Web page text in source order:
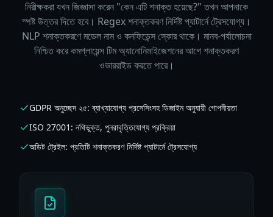
নিরীক্ষকরা যখন জিজ্ঞাসা করেন "কেন এটি শনাক্ত হয়েছে?" তখন আপনাকে
স্পষ্ট উত্তর দিতে হবে। Regex শনাক্তকরণ নির্দিষ্ট প্যাটার্নে ট্রেসযোগ্য।
NLP শনাক্তকরণে মডেল নাম ও কনফিডেন্স স্কোর থাকে। মানব-পর্যালোচনা
নিশ্চিত করে কমপ্লায়েন্স টিম অ্যানোনিমাইজেশনের আগে শনাক্তকরণ
ওভাররাইড করতে পারে।
GDPR অনুচ্ছেদ ২৫: ব্যাখ্যাযোগ্য প্রসেসিংসহ ডিজাইন অনুযায়ী গোপনীয়তা
ISO 27001: নথিভুক্ত, পুনরাবৃত্তিযোগ্য প্রক্রিয়া
অডিট ট্রেইল: প্রতিটি শনাক্তকরণ নির্দিষ্ট প্যাটার্নে ট্রেসযোগ্য